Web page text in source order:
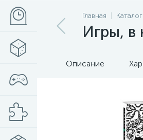
Главная Каталог
Игры, в
Описание